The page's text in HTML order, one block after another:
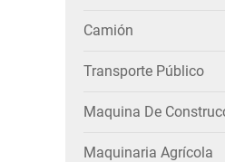
Camión
Transporte Público
Maquina De
Maquinaria Agrícola